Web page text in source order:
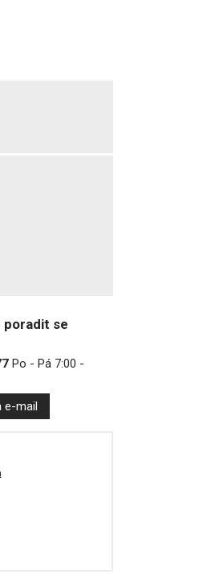
poradit se
Po - Pá 7:00 -
e-mail